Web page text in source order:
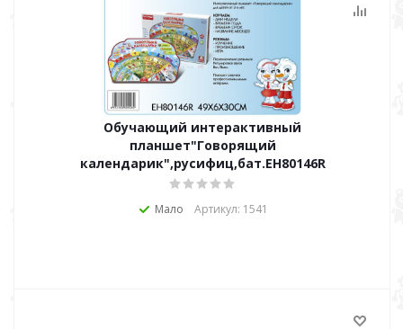
Обучающий интерактивный
планшет"Говорящий
календарик",русифиц,бат.ЕН80146R
Мало Артикул: 1541